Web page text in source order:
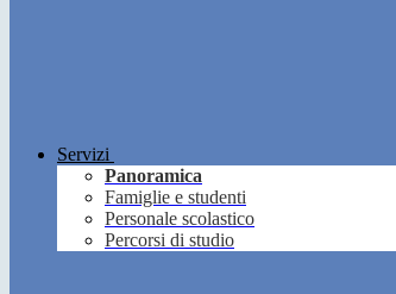
Servizi
Panoramica
Famiglie e studenti
Personale scolastico
Percorsi di studio